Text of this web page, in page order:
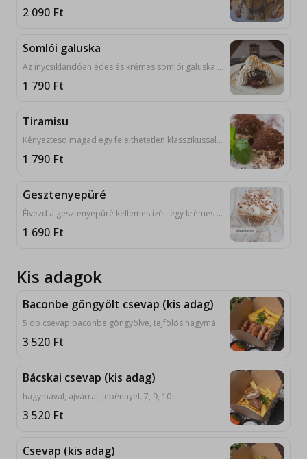
2 090 Ft
Somlói galuska
Az ínycsiklandóan édes és krémes somlói galuska egy olyan klasszikus magyar desszert, amit nem szabad kihagyni! 1, 3, 7, 8
1 790 Ft
Tiramisu
Kényeztesd magad egy felejthetetlen klasszikussal! Élvezd az édes, krémes mascarpone és a kávéval itatott babapiskóták ízletes rétegeit. 1, 3, 7
1 790 Ft
Gesztenyepüré
Élvezd a gesztenyepüré kellemes ízét: egy krémes és lágy desszert, amely megmenti a napot!
1 690 Ft
Kis adagok
Baconbe göngyölt csevap (kis adag)
5 db csevap baconbe göngyölve, tejfölös hagymával, ajvárral. 9, 10
3 520 Ft
Bácskai csevap (kis adag)
hagymával, ajvárral, lepénnyel. 7, 9, 10
3 520 Ft
Csevap (kis adag)